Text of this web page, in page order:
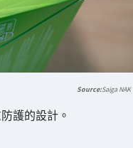
Saiga NAK
護的設計。